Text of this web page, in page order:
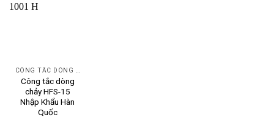
Công tắc dòng
chảy HFS-15
Nhập Khẩu Hàn
Quốc